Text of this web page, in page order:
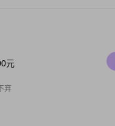
元
弃